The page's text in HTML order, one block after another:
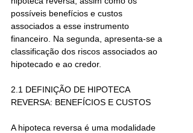
possíveis benefícios e custos
associados a esse instrumento
financeiro. Na segunda, apresenta-se a
classificação dos riscos associados ao
hipotecado e ao credor.
2.1 DEFINIÇÃO DE HIPOTECA
REVERSA: BENEFÍCIOS E CUSTOS
A hipoteca reversa é uma modalidade